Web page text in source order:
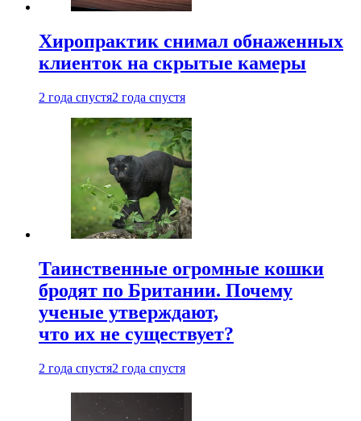
Хиропрактик снимал обнаженных
клиенток на скрытые камеры
2 года спустя2 года спустя
Таинственные огромные кошки
бродят по Британии. Почему
ученые утверждают,
что их не существует?
2 года спустя2 года спустя